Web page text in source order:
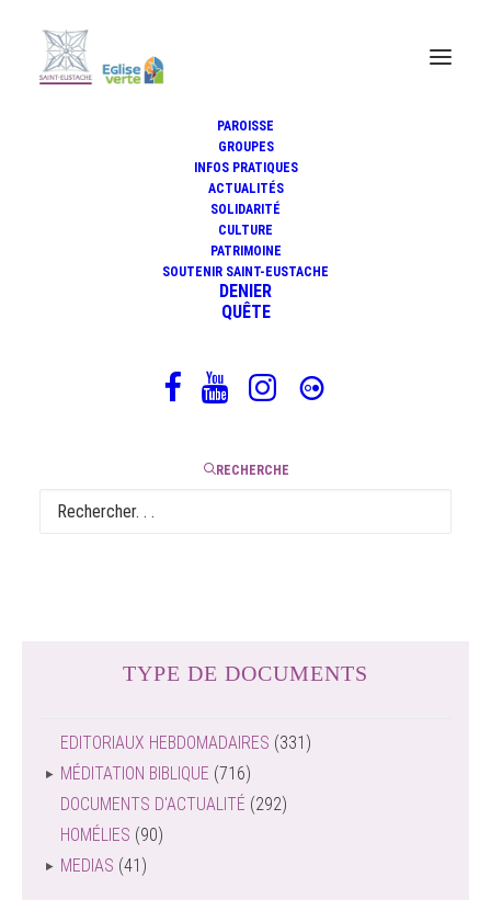
PAROISSE
GROUPES
INFOS PRATIQUES
ACTUALITÉS
SOLIDARITÉ
CULTURE
PATRIMOINE
SOUTENIR SAINT-EUSTACHE
DENIER
QUÊTE
RECHERCHE
Veillées de prière pour les
personnes décédées pendant le
confinement
TYPE DE DOCUMENTS
EDITORIAUX HEBDOMADAIRES (331)
MÉDITATION BIBLIQUE (716)
DOCUMENTS D'ACTUALITÉ (292)
HOMÉLIES (90)
MEDIAS (41)